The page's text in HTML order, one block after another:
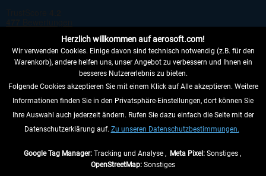
VERTRAG WIDERRUFEN
INFORMATIONEN
Herzlich willkommen auf aerosoft.com!
Wir verwenden Cookies. Einige davon sind technisch notwendig (z.B. für den
Warenkorb), andere helfen uns, unser Angebot zu verbessern und Ihnen ein
besseres Nutzererlebnis zu bieten.
Folgende Cookies akzeptieren Sie mit einem Klick auf Alle akzeptieren. Weitere
Informationen finden Sie in den Privatsphäre-Einstellungen, dort können Sie
Ihre Auswahl auch jederzeit ändern. Rufen Sie dazu einfach die Seite mit der
Datenschutzerklärung auf. Zu unseren Datenschutzbestimmungen.
Google Tag Manager:Tracking und Analyse , Meta Pixel:Sonstiges ,
OpenStreetMap: Sonstiges